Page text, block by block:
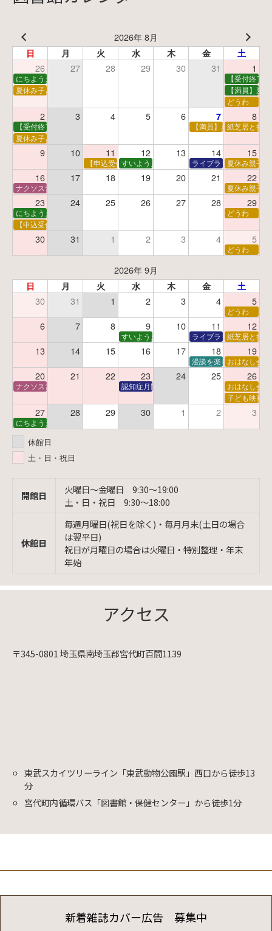
2026年 8月
日 月 火 水 木 金 土
26 27 28 29 30 31 1
にちようえほん
【受付終了
夏休み子ども映画会
【満員】夏
どうわ
2 3 4 5 6 7 8
【受付終了】親子で挑戦！調べ学習ワークショップ 【満員】夏休み科学あ
紙芝居と折
夏休み子ども平和映画会
9 10 11 12 13 14 15
【申込受付中】夏休みおはなし工作会
すいようえほん ライブラリーシアター
夏休み親子
16 17 18 19 20 21 22
ナクソス音楽会 第5回 NHK交響楽団創立100年 夏休み親子
23 24 25 26 27 28 29
にちようえほん
どうわ
【申込受付中】ゆうべのこわ～いおはなし会
30 31 1 2 3 4 5
どうわ
2026年 9月
日 月 火 水 木 金 土
30 31 1 2 3 4 5
どうわ
6 7 8 9 10 11 12
すいようえほん ライブラリーシアター
紙芝居と折
13 14 15 16 17 18 19
漫談を楽しむ会 ～漫談
おはなし会
20 21 22 23 24 25 26
ナクソス音楽会 第6回 宇宙を感じるクラシック認知症月間 特別映画会「調査屋マオさんの恋
おはなし会
子ども映画会
27 28 29 30 1 2 3
にちようえほん
休館日
土・日・祝日
開館日
火曜日〜金曜日 9:30〜19:00
土・日・祝日 9:30〜18:00
休館日
毎週月曜日(祝日を除く)・毎月月末(土日の場合
は翌平日)
祝日が月曜日の場合は火曜日・特別整理・年末
年始
アクセス
〒345-0801 埼玉県南埼玉郡宮代町百間1139
東武スカイツリーライン「東武動物公園駅」西口から徒歩13
分
宮代町内循環バス「図書館・保健センター」から徒歩1分
新着雑誌カバー広告 募集中